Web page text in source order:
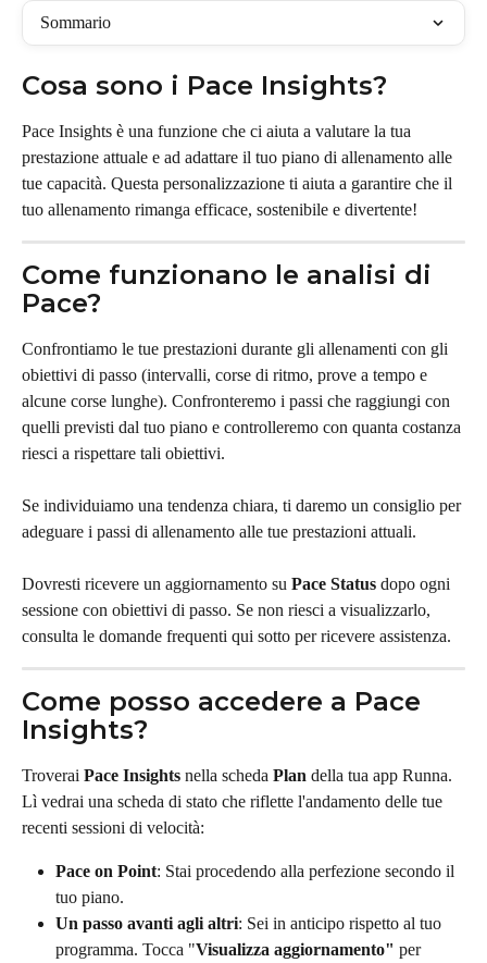
Sommario
Cosa sono i Pace Insights?
Pace Insights è una funzione che ci aiuta a valutare la tua
prestazione attuale e ad adattare il tuo piano di allenamento alle
tue capacità. Questa personalizzazione ti aiuta a garantire che il
tuo allenamento rimanga efficace, sostenibile e divertente!
Come funzionano le analisi di
Pace?
Confrontiamo le tue prestazioni durante gli allenamenti con gli
obiettivi di passo (intervalli, corse di ritmo, prove a tempo e
alcune corse lunghe). Confronteremo i passi che raggiungi con
quelli previsti dal tuo piano e controlleremo con quanta costanza
riesci a rispettare tali obiettivi.
Se individuiamo una tendenza chiara, ti daremo un consiglio per
adeguare i passi di allenamento alle tue prestazioni attuali.
Dovresti ricevere un aggiornamento su Pace Status dopo ogni
sessione con obiettivi di passo. Se non riesci a visualizzarlo,
consulta le domande frequenti qui sotto per ricevere assistenza.
Come posso accedere a Pace
Insights?
Troverai Pace Insights nella scheda Plan della tua app Runna.
Lì vedrai una scheda di stato che riflette l'andamento delle tue
recenti sessioni di velocità:
Pace on Point: Stai procedendo alla perfezione secondo il
tuo piano.
Un passo avanti agli altri: Sei in anticipo rispetto al tuo
programma. Tocca "Visualizza aggiornamento" per